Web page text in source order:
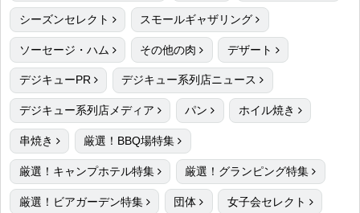
シーズンセレクト スモールギャザリング
ソーセージ・ハム その他の肉 デザート
デジキューPR デジキュー系列店ニュース
デジキュー系列店メディア パン ホイル焼き
串焼き 厳選！BBQ場特集
厳選！キャンプホテル特集 厳選！グランピング特集
厳選！ビアガーデン特集 団体 女子会セレクト